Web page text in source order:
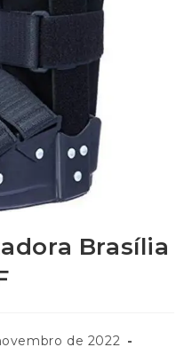
Brasília
de 2022